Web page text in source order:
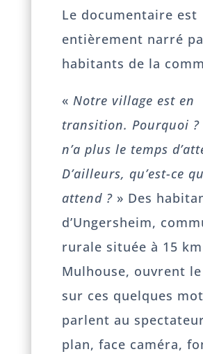
Le documentaire est
entièrement narré
habitants de la
«Notre village est en
transition. Pourquoi ?
n’a plus le temps
D’ailleurs, qu’est-ce
attend ? » Des
d’Ungersheim,
rurale située à 15
Mulhouse, ouvrent
sur ces quelques
parlent au
plan, face caméra,